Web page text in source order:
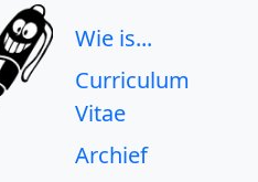
Wie is...
Curriculum
Vitae
Archief